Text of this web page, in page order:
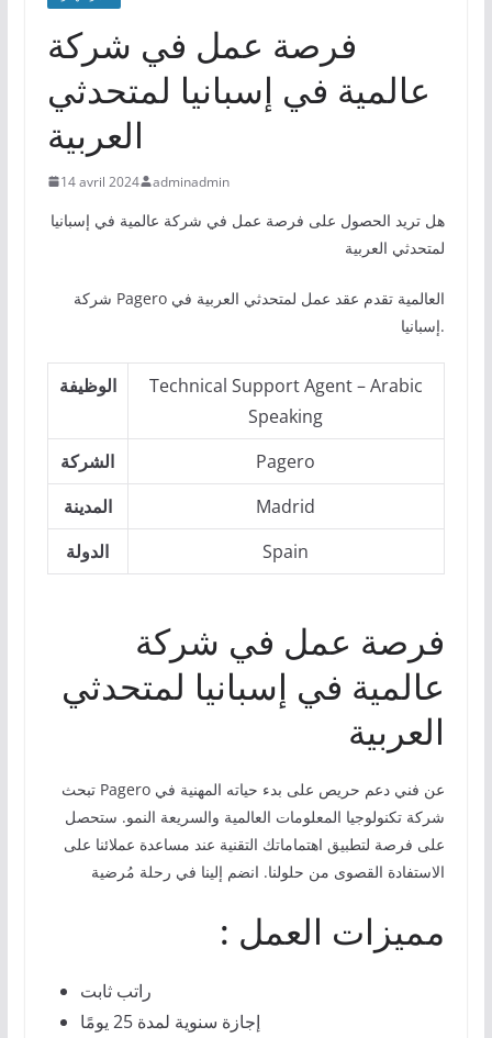
فرصة عمل في شركة
عالمية في إسبانيا لمتحدثي
العربية
14 avril 2024 adminadmin
هل تريد الحصول على فرصة عمل في شركة عالمية في إسبانيا
لمتحدثي العربية
شركة Pagero العالمية تقدم عقد عمل لمتحدثي العربية في
إسبانيا.
الوظيفة
Technical Support Agent – Arabic
Speaking
الشركة
Pagero
المدينة
Madrid
الدولة
Spain
فرصة عمل في شركة
عالمية في إسبانيا لمتحدثي
العربية
تبحث Pagero عن فني دعم حريص على بدء حياته المهنية في
شركة تكنولوجيا المعلومات العالمية والسريعة النمو. ستحصل
على فرصة لتطبيق اهتماماتك التقنية عند مساعدة عملائنا على
الاستفادة القصوى من حلولنا. انضم إلينا في رحلة مُرضية
: مميزات العمل
راتب ثابت
إجازة سنوية لمدة 25 يومًا